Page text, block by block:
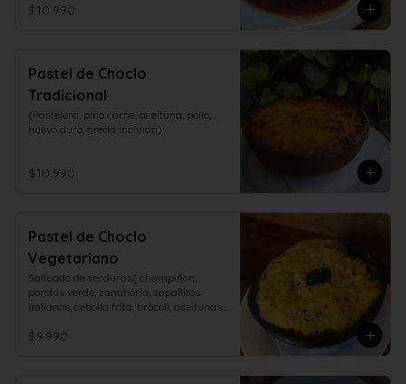
$10.990
Pastel de Choclo
Tradicional
(Pastelera, pino carne, aceituna, pollo,
huevo duro, greda incluida)
$10.990
Pastel de Choclo
Vegetariano
Salteado de verduras( champiñon,
porotos verde, zanahoria, zapallitos
italianos, cebolla frita, brócoli, aceitunas,
$9.990